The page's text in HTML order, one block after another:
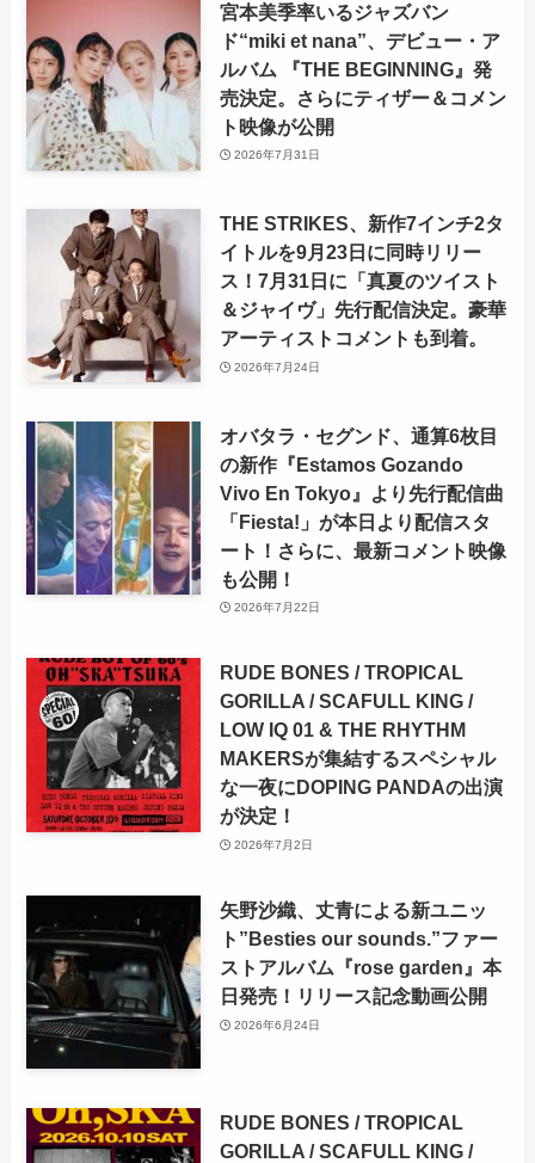
宮本美季率いるジャズバン
ド“miki et nana”、デビュー・ア
ルバム 『THE BEGINNING』発
売決定。さらにティザー＆コメン
ト映像が公開
2026年7月31日
THE STRIKES、新作7インチ2タ
イトルを9月23日に同時リリー
ス！7月31日に「真夏のツイスト
＆ジャイヴ」先行配信決定。豪華
アーティストコメントも到着。
2026年7月24日
オバタラ・セグンド、通算6枚目
の新作『Estamos Gozando
Vivo En Tokyo』より先行配信曲
「Fiesta!」が本日より配信スタ
ート！さらに、最新コメント映像
も公開！
2026年7月22日
RUDE BONES / TROPICAL
GORILLA / SCAFULL KING /
LOW IQ 01 & THE RHYTHM
MAKERSが集結するスペシャル
な一夜にDOPING PANDAの出演
が決定！
2026年7月2日
矢野沙織、丈青による新ユニッ
ト”Besties our sounds.”ファー
ストアルバム『rose garden』本
日発売！リリース記念動画公開
2026年6月24日
RUDE BONES / TROPICAL
GORILLA / SCAFULL KING /